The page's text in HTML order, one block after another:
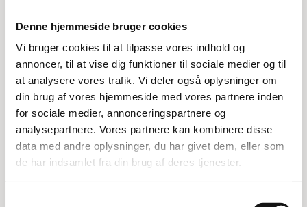
Denne hjemmeside bruger cookies
Vi bruger cookies til at tilpasse vores indhold og
annoncer, til at vise dig funktioner til sociale medier og til
at analysere vores trafik. Vi deler også oplysninger om
din brug af vores hjemmeside med vores partnere inden
for sociale medier, annonceringspartnere og
analysepartnere. Vores partnere kan kombinere disse
data med andre oplysninger, du har givet dem, eller som
de har indsamlet fra din brug af deres tjenester.
Information Specifikationer
Sikkerhedsbur med lås
Dette sikkerhedsbur kommer med tre vægge, et tag og en
låge, der kan låses med hængelås. Det er designet til at
være robust og praktisk, og det leveres elforzinket for
ekstra holdbarhed. Buret er udstyret med fire
polypropylenhjul, hvoraf to er faste og to er svingbare,